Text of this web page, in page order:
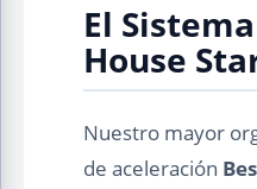
El
House
Nuestro mayor
de aceleración